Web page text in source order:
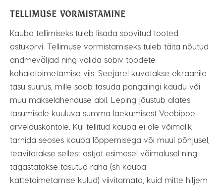
TELLIMUSE VORMISTAMINE
Kauba tellimiseks tuleb lisada soovitud tooted
ostukorvi. Tellimuse vormistamiseks tuleb täita nõutud
andmeväljad ning valida sobiv toodete
kohaletoimetamise viis. Seejärel kuvatakse ekraanile
tasu suurus, mille saab tasuda pangalingi kaudu või
muu makselahenduse abil. Leping jõustub alates
tasumisele kuuluva summa laekumisest Veebipoe
arvelduskontole. Kui tellitud kaupa ei ole võimalik
tarnida seoses kauba lõppemisega või muul põhjusel,
teavitatakse sellest ostjat esimesel võimalusel ning
tagastatakse tasutud raha (sh kauba
kättetoimetamise kulud) viivitamata, kuid mitte hiljem